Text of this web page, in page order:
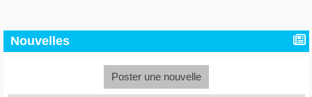
Nouvelles
Poster une nouvelle